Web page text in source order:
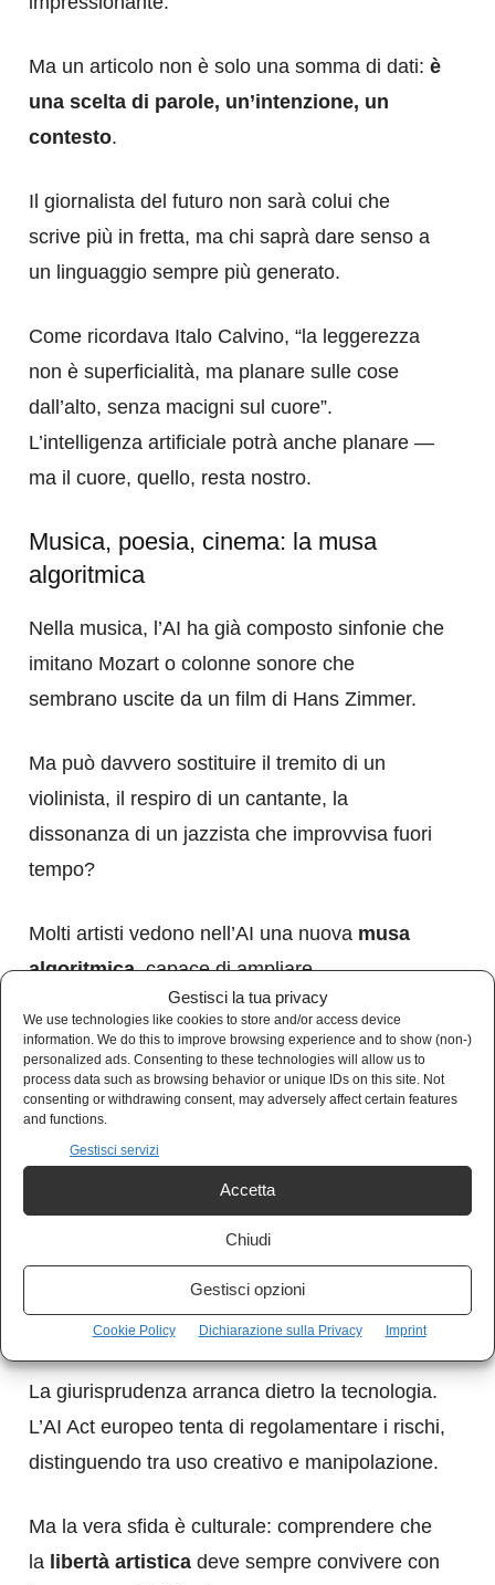
Gestisci la tua privacy
We use technologies like cookies to store and/or access device
information. We do this to improve browsing experience and to show (non-)
personalized ads. Consenting to these technologies will allow us to
process data such as browsing behavior or unique IDs on this site. Not
consenting or withdrawing consent, may adversely affect certain features
and functions.
Gestisci servizi
Accetta
Chiudi
Gestisci opzioni
Cookie Policy Dichiarazione sulla Privacy Imprint
Ma un articolo non è solo una somma di dati: è
una scelta di parole, un’intenzione, un
contesto.
Il giornalista del futuro non sarà colui che
scrive più in fretta, ma chi saprà dare senso a
un linguaggio sempre più generato.
Come ricordava Italo Calvino, “la leggerezza
non è superficialità, ma planare sulle cose
dall’alto, senza macigni sul cuore”.
L’intelligenza artificiale potrà anche planare —
ma il cuore, quello, resta nostro.
Musica, poesia, cinema: la musa
algoritmica
Nella musica, l’AI ha già composto sinfonie che
imitano Mozart o colonne sonore che
sembrano uscite da un film di Hans Zimmer.
Ma può davvero sostituire il tremito di un
violinista, il respiro di un cantante, la
dissonanza di un jazzista che improvvisa fuori
tempo?
Molti artisti vedono nell’AI una nuova musa
algoritmica, capace di ampliare
l’immaginazione più che sostituirla.
Il musicista Brian Eno diceva: “La bellezza
nasce quando smetti di controllare tutto”. Forse
è proprio qui la chiave del futuro: imparare a
Etica e diritto nella nuova era creativa
Chi possiede un’opera creata da un algoritmo?
Chi è responsabile se una macchina plagia?
La giurisprudenza arranca dietro la tecnologia.
L’AI Act europeo tenta di regolamentare i rischi,
distinguendo tra uso creativo e manipolazione.
Ma la vera sfida è culturale: comprendere che
la libertà artistica deve sempre convivere con